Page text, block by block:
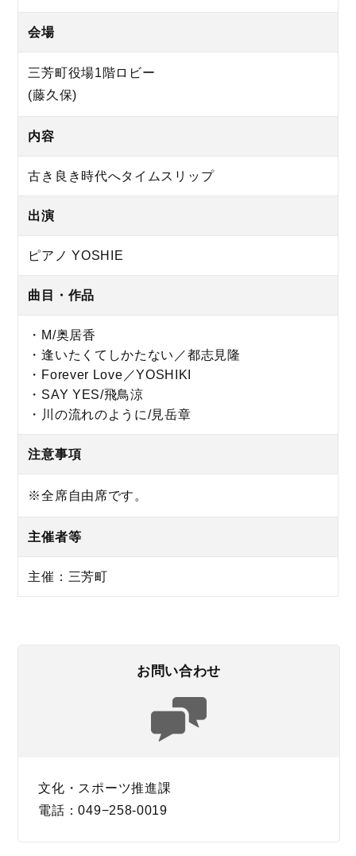
会場
三芳町役場1階ロビー
(藤久保)
内容
古き良き時代へタイムスリップ
出演
ピアノ YOSHIE
曲目・作品
・M/奥居香
・逢いたくてしかたない／都志見隆
・Forever Love／YOSHIKI
・SAY YES/飛鳥涼
・川の流れのように/見岳章
注意事項
※全席自由席です。
主催者等
主催：三芳町
お問い合わせ
文化・スポーツ推進課
電話：049−258-0019